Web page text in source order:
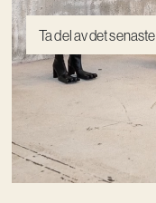
Ta del av det senaste